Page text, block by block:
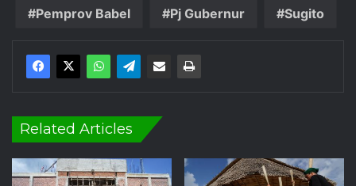
Pemprov Babel Pj Gubernur Sugito
Related Articles